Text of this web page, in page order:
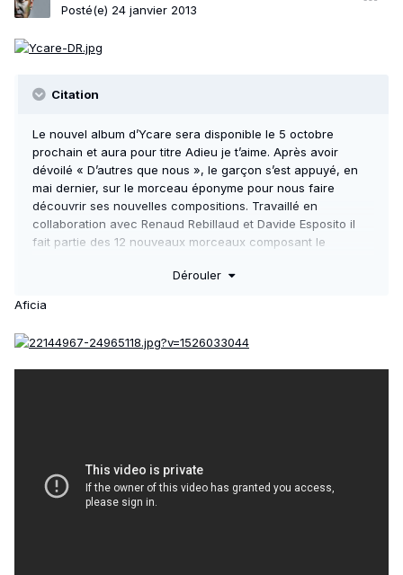
Posté(e) 24 janvier 2013
Citation
Le nouvel album d’Ycare sera disponible le 5 octobre
prochain et aura pour titre Adieu je t’aime. Après avoir
dévoilé « D’autres que nous », le garçon s’est appuyé, en
mai dernier, sur le morceau éponyme pour nous faire
découvrir ses nouvelles compositions. Travaillé en
collaboration avec Renaud Rebillaud et Davide Esposito il
fait partie des 12 nouveaux morceaux composant le
d’une profonde solitude, mais une solitude choisie. Puis on
qui sauve. On ne fait pas l’économie d’un deuil, d’une peine,
alors moi, j’en ai fait un disque ». Voilà comment, il y a
Dérouler
Aficia